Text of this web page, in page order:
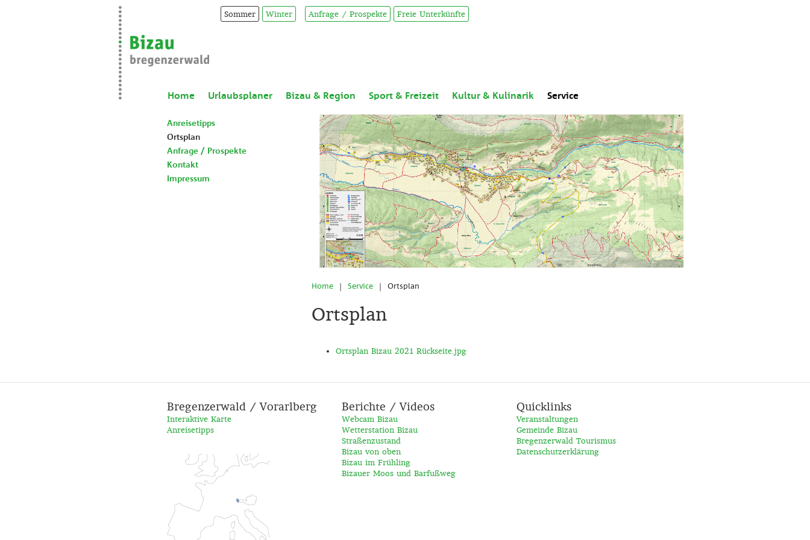
Sommer Winter Anfrage / Prospekte Freie Unterkünfte
Home Urlaubsplaner Bizau & Region Sport & Freizeit Kultur & Kulinarik Service
Anreisetipps
Ortsplan
Anfrage / Prospekte
Kontakt
Impressum
Home | Service | Ortsplan
Ortsplan
Ortsplan Bizau 2021 Rückseite.jpg
Bregenzerwald / Vorarlberg
Interaktive Karte
Anreisetipps
Berichte / Videos
Webcam Bizau
Wetterstation Bizau
Straßenzustand
Bizau von oben
Bizau im Frühling
Bizauer Moos und Barfußweg
Quicklinks
Veranstaltungen
Gemeinde Bizau
Bregenzerwald Tourismus
Datenschutzerklärung